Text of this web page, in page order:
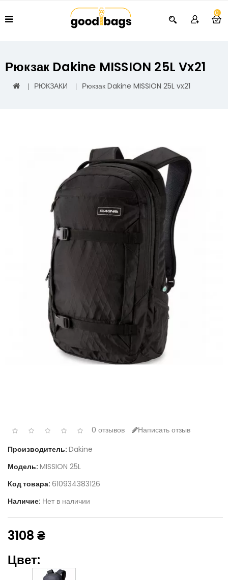
0
Рюкзак Dakine MISSION 25L Vx21
РЮКЗАКИ Рюкзак Dakine MISSION 25L vx21
0 отзывов
Написать отзыв
Производитель: Dakine
Модель: MISSION 25L
Код товара: 610934383126
Наличие: Нет в наличии
3108 ₴
Цвет: